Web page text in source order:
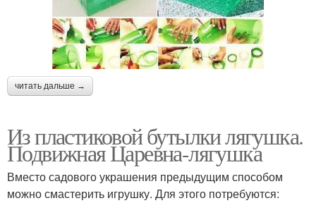
читать дальше →
Из пластиковой бутылки лягушка.
Подвижная Царевна-лягушка
Вместо садового украшения предыдущим способом
можно смастерить игрушку. Для этого потребуются: